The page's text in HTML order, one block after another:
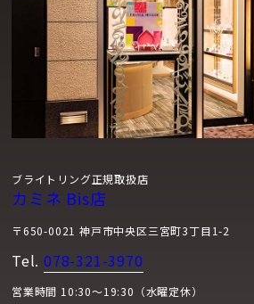
ブライトリング正規取扱店
カミネ Bis店
〒650-0021 神戸市中央区三宮町3丁目1-2
Tel. 078-321-3970
営業時間 10:30～19:30（水曜定休）